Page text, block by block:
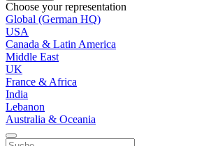
Choose your representation
Global (German HQ)
USA
Canada & Latin America
Middle East
UK
France & Africa
India
Lebanon
Australia & Oceania